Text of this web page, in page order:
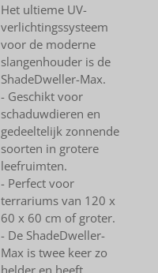
Het ultieme UV-
verlichtingssysteem
voor de moderne
slangenhouder is de
ShadeDweller-Max.
- Geschikt voor
schaduwdieren en
gedeeltelijk zonnende
soorten in grotere
leefruimten.
- Perfect voor
terrariums van 120 x
60 x 60 cm of groter.
- De ShadeDweller-
Max is twee keer zo
helder en heeft